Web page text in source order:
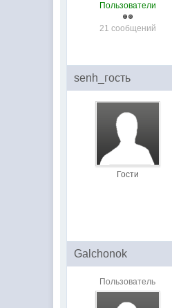
Пользователи
21 сообщений
senh_гость
Гости
Galchonok
Пользователь